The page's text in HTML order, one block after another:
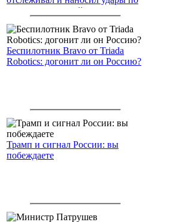
американским войскам
Беспилотник Bravo от Triada
Robotics: догонит ли он Россию?
Трамп и сигнал России: вы
побеждаете